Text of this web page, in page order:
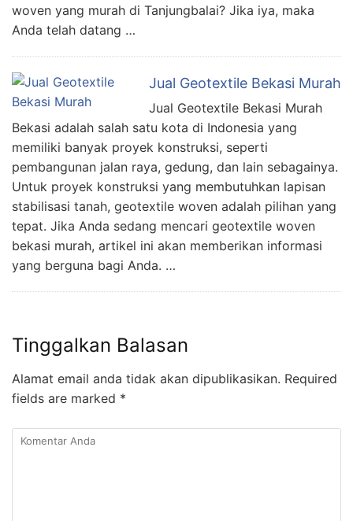
woven yang murah di Tanjungbalai? Jika iya, maka
Anda telah datang …
Jual Geotextile Bekasi Murah
Jual Geotextile Bekasi Murah
Bekasi adalah salah satu kota di Indonesia yang
memiliki banyak proyek konstruksi, seperti
pembangunan jalan raya, gedung, dan lain sebagainya.
Untuk proyek konstruksi yang membutuhkan lapisan
stabilisasi tanah, geotextile woven adalah pilihan yang
tepat. Jika Anda sedang mencari geotextile woven
bekasi murah, artikel ini akan memberikan informasi
yang berguna bagi Anda. …
Tinggalkan Balasan
Alamat email anda tidak akan dipublikasikan. Required
fields are marked *